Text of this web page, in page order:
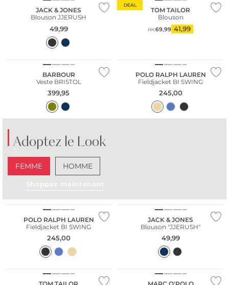
JACK & JONES
Blouson JJERUSH
49,99
DEAL
TOM TAILOR
Blouson
PPC69,99 41,99
Meilleures ventes
BARBOUR
Veste BRISTOL
399,95
POLO RALPH LAUREN
Fieldjacket BI SWING
245,00
Adoptez le Look
FEMME HOMME
Shoppez maintenant
POLO RALPH LAUREN
Fieldjacket BI SWING
245,00
JACK & JONES
Blouson "JJERUSH"
49,99
Grandes tailles